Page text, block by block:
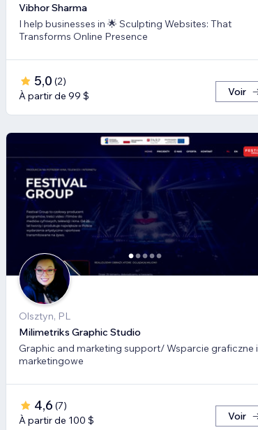
Vibhor Sharma
I help businesses in 🌟 Sculpting Websites: That
Transforms Online Presence
5,0 (2)
À partir de 99 $
Voir
Olsztyn, PL
Milimetriks Graphic Studio
Graphic and marketing support/ Wsparcie graficzne i
marketingowe
4,6 (7)
À partir de 100 $
Voir